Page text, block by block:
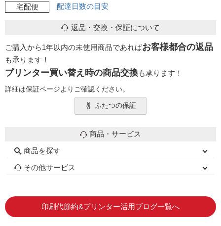
宅配便
配達日数の目安
返品・交換・保証について
ご購入から1年以内の未使用商品であればお客様都合の返品
も承ります！
プリンター買い替え時の商品交換も承ります！
詳細は保証ページよりご確認ください。
ふたつの保証
商品・サービス
商品を探す
初心者用セット
キャノンインク
エプソンインク
ブラザーインク
詰め替えインク
互換インクボトル
互換インクカートリッジ
再生インクカートリッジ
トナーカートリッジ
その他サービス
印刷代節約&プリンター活用ブログ一覧へ